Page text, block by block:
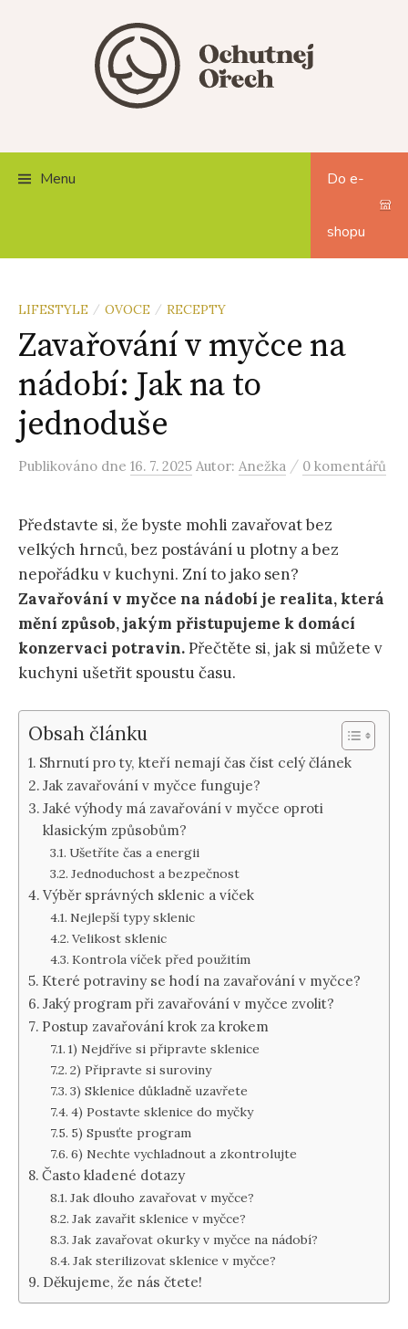
Menu Do e-
shopu
LIFESTYLE / OVOCE / RECEPTY
Zavařování v myčce na
nádobí: Jak na to
jednoduše
Publikováno dne 16. 7. 2025 Autor: Anežka / 0 komentářů
Představte si, že byste mohli zavařovat bez
velkých hrnců, bez postávání u plotny a bez
nepořádku v kuchyni. Zní to jako sen?
Zavařování v myčce na nádobí je realita, která
mění způsob, jakým přistupujeme k domácí
konzervaci potravin.Přečtěte si, jak si můžete v
kuchyni ušetřit spoustu času.
Obsah článku
Shrnutí pro ty, kteří nemají čas číst celý článek
Jak zavařování v myčce funguje?
Jaké výhody má zavařování v myčce oproti
klasickým způsobům?
Ušetříte čas a energii
Jednoduchost a bezpečnost
Výběr správných sklenic a víček
Nejlepší typy sklenic
Velikost sklenic
Kontrola víček před použitím
Které potraviny se hodí na zavařování v myčce?
Jaký program při zavařování v myčce zvolit?
Postup zavařování krok za krokem
1) Nejdříve si připravte sklenice
2) Připravte si suroviny
3) Sklenice důkladně uzavřete
4) Postavte sklenice do myčky
5) Spusťte program
6) Nechte vychladnout a zkontrolujte
Často kladené dotazy
Jak dlouho zavařovat v myčce?
Jak zavařit sklenice v myčce?
Jak zavařovat okurky v myčce na nádobí?
Jak sterilizovat sklenice v myčce?
Děkujeme, že nás čtete!